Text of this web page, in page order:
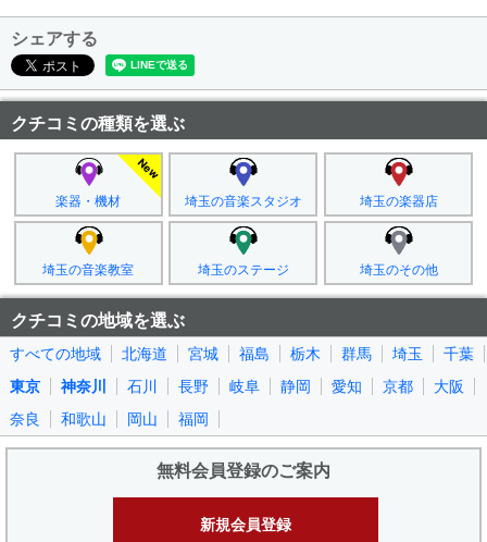
シェアする
クチコミの種類を選ぶ
楽器・機材 埼玉の音楽スタジオ 埼玉の楽器店
埼玉の音楽教室 埼玉のステージ 埼玉のその他
クチコミの地域を選ぶ
すべての地域 北海道 宮城 福島 栃木 群馬 埼玉
千葉
東京
神奈川 石川 長野 岐阜 静岡 愛知 京都
大阪
奈良
和歌山 岡山 福岡
無料会員登録のご案内
新規会員登録